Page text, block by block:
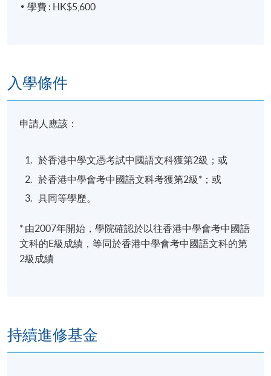
學費 : HK$5,600
入學條件
申請人應該：
於香港中學文憑考試中國語文科獲第2級；或
於香港中學會考中國語文科考獲第2級*；或
具同等學歷。
* 由2007年開始，學院確認於以往香港中學會考中國語
文科的E級成績，等同於香港中學會考中國語文科的第
2級成績
持續進修基金